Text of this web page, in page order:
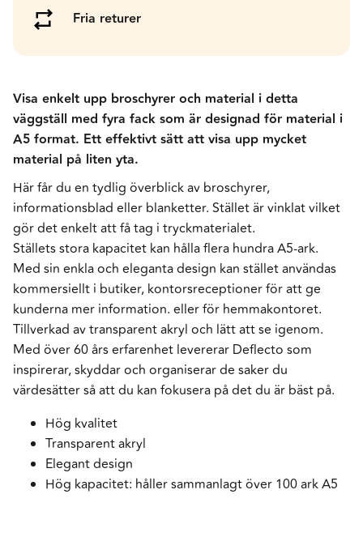
Fria returer
Visa enkelt upp broschyrer och material i detta
väggställ med fyra fack som är designad för material i
A5 format. Ett effektivt sätt att visa upp mycket
material på liten yta.
Här får du en tydlig överblick av broschyrer,
informationsblad eller blanketter. Stället är vinklat vilket
gör det enkelt att få tag i tryckmaterialet.
Ställets stora kapacitet kan hålla flera hundra A5-ark.
Med sin enkla och eleganta design kan stället användas
kommersiellt i butiker, kontorsreceptioner för att ge
kunderna mer information. eller för hemmakontoret.
Tillverkad av transparent akryl och lätt att se igenom.
Med över 60 års erfarenhet levererar Deflecto som
inspirerar, skyddar och organiserar de saker du
värdesätter så att du kan fokusera på det du är bäst på.
Hög kvalitet
Transparent akryl
Elegant design
Hög kapacitet: håller sammanlagt över 100 ark A5